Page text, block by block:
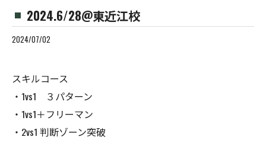
2024.6/28@東近江校
2024/07/02
スキルコース
・1vs1 ３パターン
・1vs1＋フリーマン
・2vs1 判断ゾーン突破